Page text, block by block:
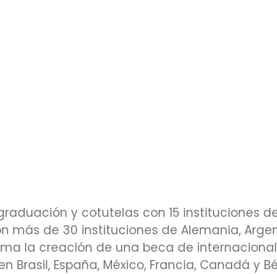
y cotutelas con 15 instituciones
más de 30 instituciones de Alemania,
la creación de una beca de
España, México, Francia, Canadá y